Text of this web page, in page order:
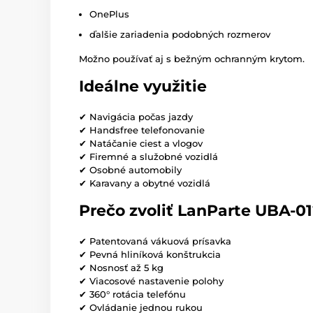
OnePlus
ďalšie zariadenia podobných rozmerov
Možno používať aj s bežným ochranným krytom.
Ideálne využitie
✔ Navigácia počas jazdy
✔ Handsfree telefonovanie
✔ Natáčanie ciest a vlogov
✔ Firemné a služobné vozidlá
✔ Osobné automobily
✔ Karavany a obytné vozidlá
Prečo zvoliť LanParte UBA-
✔ Patentovaná vákuová prísavka
✔ Pevná hliníková konštrukcia
✔ Nosnosť až 5 kg
✔ Viacosové nastavenie polohy
✔ 360° rotácia telefónu
✔ Ovládanie jednou rukou